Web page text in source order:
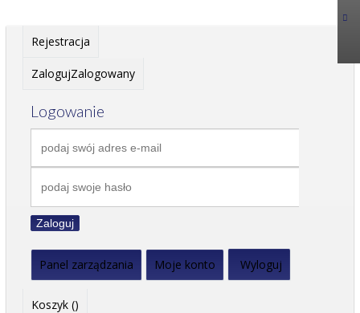
Rejestracja
ZalogujZalogowany
Logowanie
Zaloguj
Panel zarządzania Moje konto Wyloguj
Koszyk ()